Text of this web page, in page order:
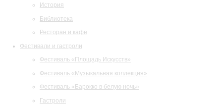
История
Библиотека
Ресторан и кафе
Фестивали и гастроли
Фестиваль «Площадь Искусств»
Фестиваль «Музыкальная коллекция»
Фестиваль «Барокко в белую ночь»
Гастроли